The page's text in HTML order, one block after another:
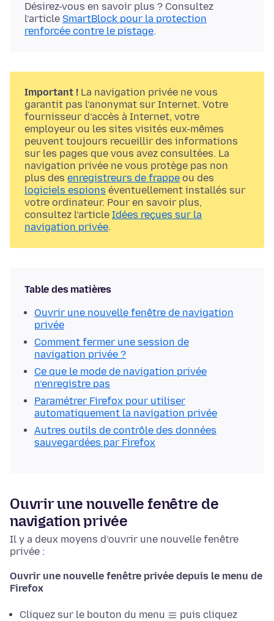
Désirez-vous en savoir plus ? Consultez
l’article SmartBlock pour la protection
renforcée contre le pistage.
Important ! La navigation privée ne vous
garantit pas l’anonymat sur Internet. Votre
fournisseur d’accès à Internet, votre
employeur ou les sites visités eux-mêmes
peuvent toujours recueillir des informations
sur les pages que vous avez consultées. La
navigation privée ne vous protège pas non
plus des enregistreurs de frappe ou des
logiciels espions éventuellement installés sur
votre ordinateur. Pour en savoir plus,
consultez l’article Idées reçues sur la
navigation privée.
Table des matières
Ouvrir une nouvelle fenêtre de navigation
privée
Comment fermer une session de
navigation privée ?
Ce que le mode de navigation privée
n’enregistre pas
Paramétrer Firefox pour utiliser
automatiquement la navigation privée
Autres outils de contrôle des données
sauvegardées par Firefox
Ouvrir une nouvelle fenêtre de
navigation privée
Il y a deux moyens d’ouvrir une nouvelle fenêtre
privée :
Ouvrir une nouvelle fenêtre privée depuis le menu de
Firefox
Cliquez sur le bouton du menu
puis cliquez